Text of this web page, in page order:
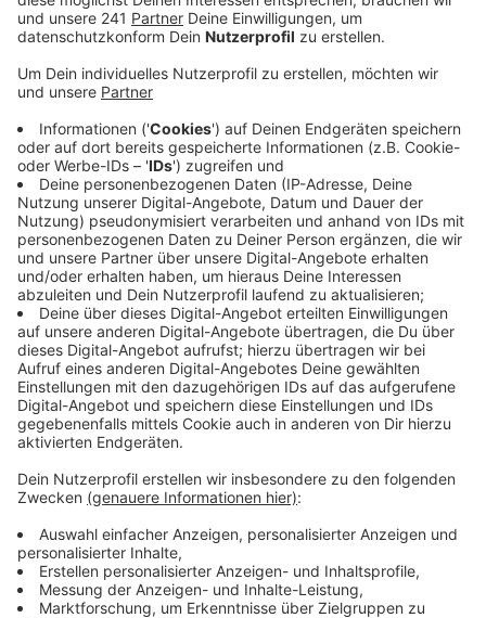
Veröffentlicht:Freitag, 01.12.2023 16:37
Anzeige
Die Verpackungssteuer ist vom Tisch, der Haushalt für
2024 verabschiedet – und es geht nicht ohne
Steuererhöhungen. Der Haushalt in Gummersbach ist
nur ausgeglichen, weil die Stadt auf die
Ausgleichsrücklage zurückgreifen kann. Trotzdem
gehen die Steuersätze nach oben – für die
Grundsteuer B heißt das ganz konkret: 60 Prozent der
Steuerpflichtigen in Gummersbach müssen im
kommenden Jahr 63 Euro mehr Grundsteuer im Jahr
zahlen. Auch bei den OGS-Beiträgen in den
Grundschulen hat der Rat eine Erhöhung beschlossen:
Die monatlichen Elternbeiträge gehen bei mittlerem
Einkommen zwischen 10 bis 15 Euro nach oben. Grund
dafür ist, dass die Kosten im Offenen Ganztag in
Stadt.
Anzeige